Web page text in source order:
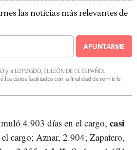
las noticias más relevantes de
APUNTARME
la LOPDGDD, EL LEÓN DE EL ESPAÑOL
los datos facilitados con la finalidad de remitirle
4.903 días en el cargo, casi
el cargo; Aznar, 2.904; Zapatero,